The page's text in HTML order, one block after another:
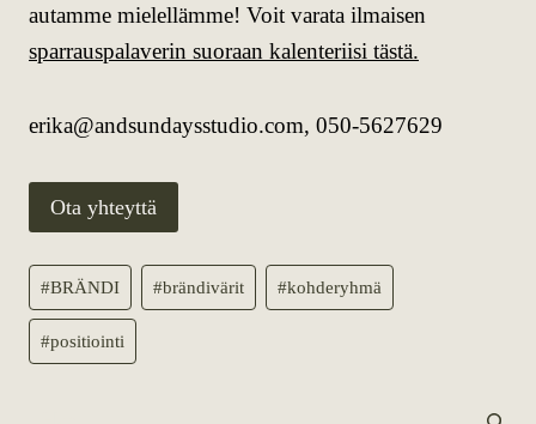
autamme mielellämme! Voit varata ilmaisen
sparrauspalaverin suoraan kalenteriisi tästä.
erika@andsundaysstudio.com, 050-5627629
Ota yhteyttä
Avainsanat:
#BRÄNDI #brändivärit #kohderyhmä
#positiointi